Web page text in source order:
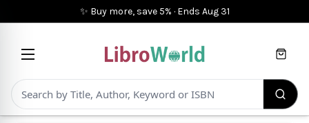
✨ Buy more, save 5% · Ends Aug 31
Cart